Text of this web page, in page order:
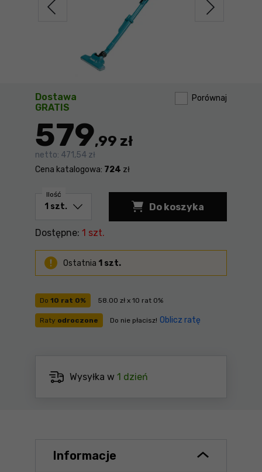
Dostawa
GRATIS
Porównaj
579,99 zł
netto: 471,54 zł
Cena katalogowa: 724 zł
Do 10 rat 0% 58.00 zł x 10 rat 0%
Raty odroczone Do nie płacisz! Oblicz ratę
Ilość
Do koszyka
Dostępne: 1 szt.
Ostatnia 1 szt.
Wysyłka w 1 dzień
Informacje